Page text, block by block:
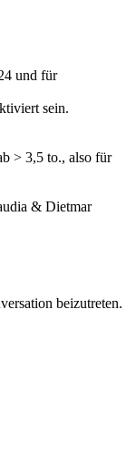
und für
sein.
> 3,5 to., also für
& Dietmar
beizutreten.